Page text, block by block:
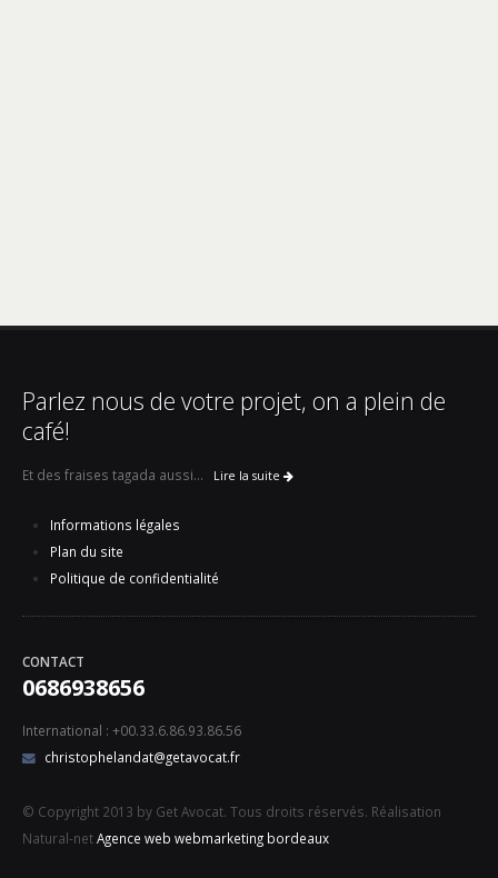
Parlez nous de votre projet, on a plein de
café!
Et des fraises tagada aussi... Lire la suite
Informations légales
Plan du site
Politique de confidentialité
CONTACT
0686938656
International : +00.33.6.86.93.86.56
christophelandat@getavocat.fr
© Copyright 2013 by Get Avocat. Tous droits réservés. Réalisation
Natural-netAgence web webmarketing bordeaux